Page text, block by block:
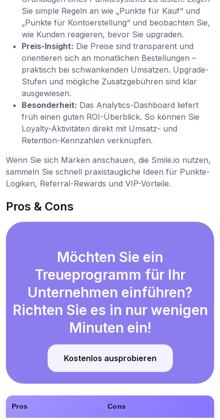
Sie simple Regeln an wie „Punkte für Kauf“ und
„Punkte für Kontoerstellung“ und beobachten Sie,
wie Kunden reagieren, bevor Sie upgraden.
Preis-Insight: Die Preise sind transparent und
orientieren sich an monatlichen Bestellungen –
praktisch bei schwankenden Umsätzen. Upgrade-
Stufen und mögliche Zusatzgebühren sind klar
ausgewiesen.
Besonderheit: Das Analytics-Dashboard liefert
früh einen guten ROI-Überblick. So können Sie
Loyalty-Aktivitäten direkt mit Umsatz- und
Retention-Kennzahlen verknüpfen.
Wenn Sie sich Marken anschauen, die Smile.io nutzen,
sammeln Sie schnell praxistaugliche Ideen für Punkte-
Logiken, Referral-Rewards und VIP-Vorteile.
Pros & Cons
Möchten Sie ein
Treueprogramm für Ihr
Unternehmen einführen?
Richten Sie es in nur wenigen
Minuten ein!
Kostenlos ausprobieren
Pros Cons